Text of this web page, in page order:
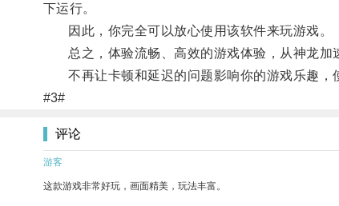
下运行。
因此，你完全可以放心使用该软件来玩游戏。
总之，体验流畅、高效的游戏体验，从神龙加
不再让卡顿和延迟的问题影响你的游戏乐趣，
#3#
评论
游客
这款游戏非常好玩，画面精美，玩法丰富。